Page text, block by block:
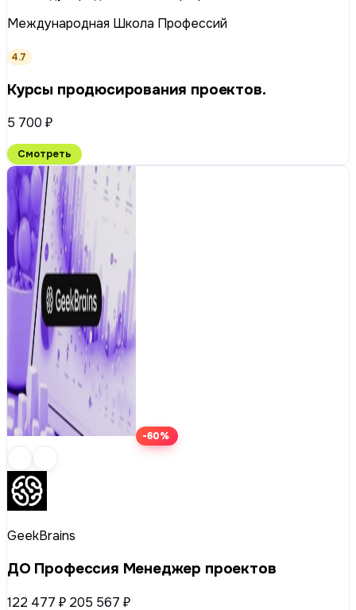
Международная Школа Профессий
4.7
Курсы продюсирования проектов.
5 700 ₽
Смотреть
-60%
GeekBrains
ДО Профессия Менеджер проектов
122 477 ₽ 205 567 ₽